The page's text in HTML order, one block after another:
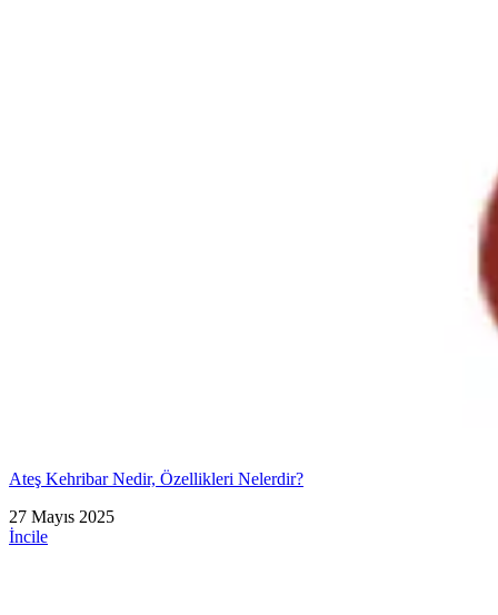
Ateş Kehribar Nedir, Özellikleri Nelerdir?
27 Mayıs 2025
İncile